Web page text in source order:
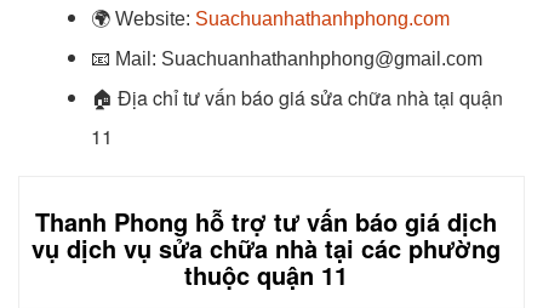
🌍 Website: Suachuanhathanhphong.com
📧 Mail: Suachuanhathanhphong@gmail.com
🏠 Địa chỉ tư vấn báo giá sửa chữa nhà tại quận
11
Thanh Phong hỗ trợ tư vấn báo giá dịch
vụ dịch vụ sửa chữa nhà tại các phường
thuộc quận 11